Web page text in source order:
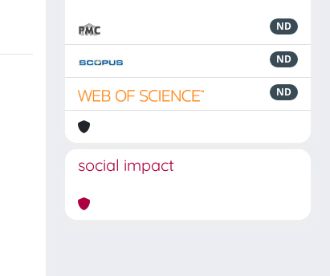
ND
ND
ND
social impact